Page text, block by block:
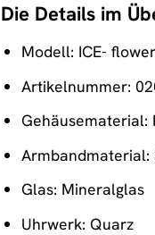
Die Details im
Modell: ICE-
Artikelnummer:
Gehäusematerial:
Armbandmaterial:
Glas: Mineralglas
Uhrwerk: Quarz